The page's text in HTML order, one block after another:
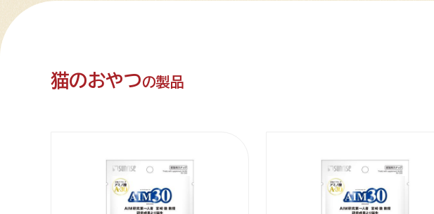
猫のおやつの製品